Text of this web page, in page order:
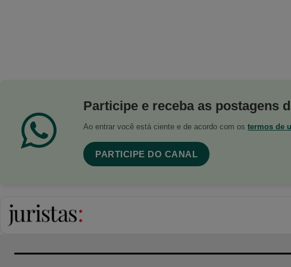
Participe e receba as postagens
Ao entrar você está ciente e de acordo com os termos de
PARTICIPE DO CANAL